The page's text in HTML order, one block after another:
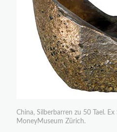
China, Silberbarren zu 50 Tael. Ex
MoneyMuseum Zürich.